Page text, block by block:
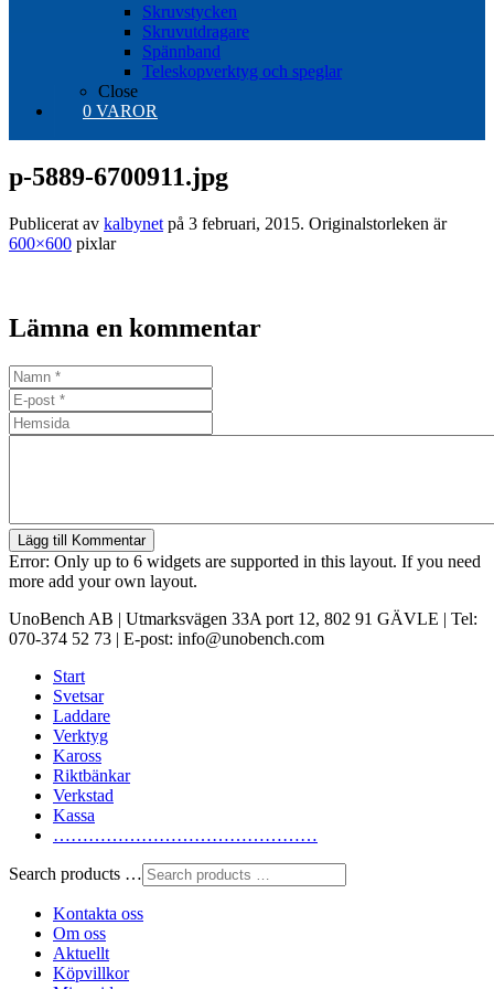
Skruvstycken
Skruvutdragare
Spännband
Teleskopverktyg och speglar
Close
0 VAROR
p-5889-6700911.jpg
Publicerat av kalbynet på 3 februari, 2015. Originalstorleken är
600×600 pixlar
Lämna en kommentar
Lägg till Kommentar
Error: Only up to 6 widgets are supported in this layout. If you need
more add your own layout.
UnoBench AB | Utmarksvägen 33A port 12, 802 91 GÄVLE | Tel:
070-374 52 73 | E-post: info@unobench.com
Start
Svetsar
Laddare
Verktyg
Kaross
Riktbänkar
Verkstad
Kassa
………………………………………
Search products …
Kontakta oss
Om oss
Aktuellt
Köpvillkor